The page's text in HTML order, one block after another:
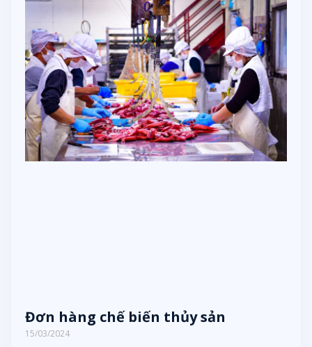
Đơn hàng chế biến thủy sản
15/03/2024